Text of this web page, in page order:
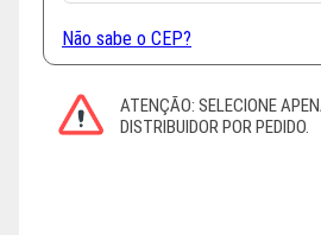
Não sabe o CEP?